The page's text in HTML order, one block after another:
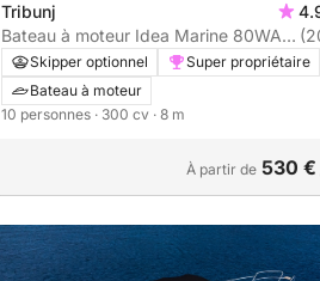
Tribunj
Bateau à moteur Idea Marine 80WA
Sundeck 300cv
Skipper optionnel
Super propriétaire
Bateau à moteur
10 personnes · 300 cv · 8 m
À partir de 530 €